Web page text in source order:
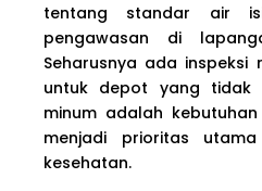
tentang standar air
pengawasan di
Seharusnya ada
untuk depot yang tidak
minum adalah
menjadi prioritas
kesehatan.